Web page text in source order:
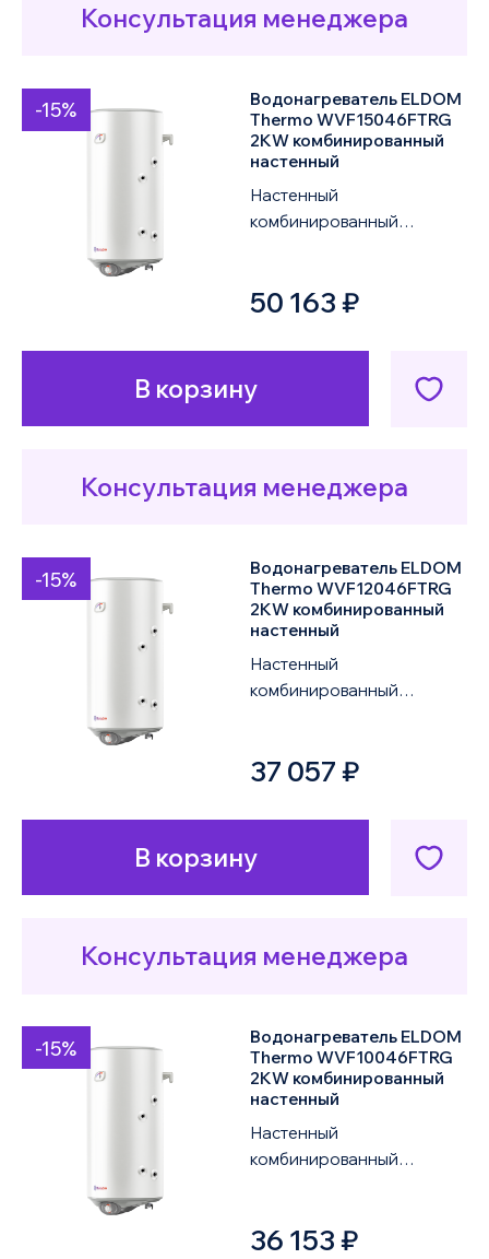
Консультация менеджера
-15%
Водонагреватель ELDOM
Thermo WVF15046FTRG
2KW комбинированный
настенный
Настенный
комбинированный
2KW объемом 150 литров
50 163 ₽
В корзину
Консультация менеджера
-15%
Водонагреватель ELDOM
Thermo WVF12046FTRG
2KW комбинированный
настенный
Настенный
комбинированный
2KW объемом 120 литров
37 057 ₽
В корзину
Консультация менеджера
-15%
Водонагреватель ELDOM
Thermo WVF10046FTRG
2KW комбинированный
настенный
Настенный
комбинированный
2KW объемом 100 литров
36 153 ₽